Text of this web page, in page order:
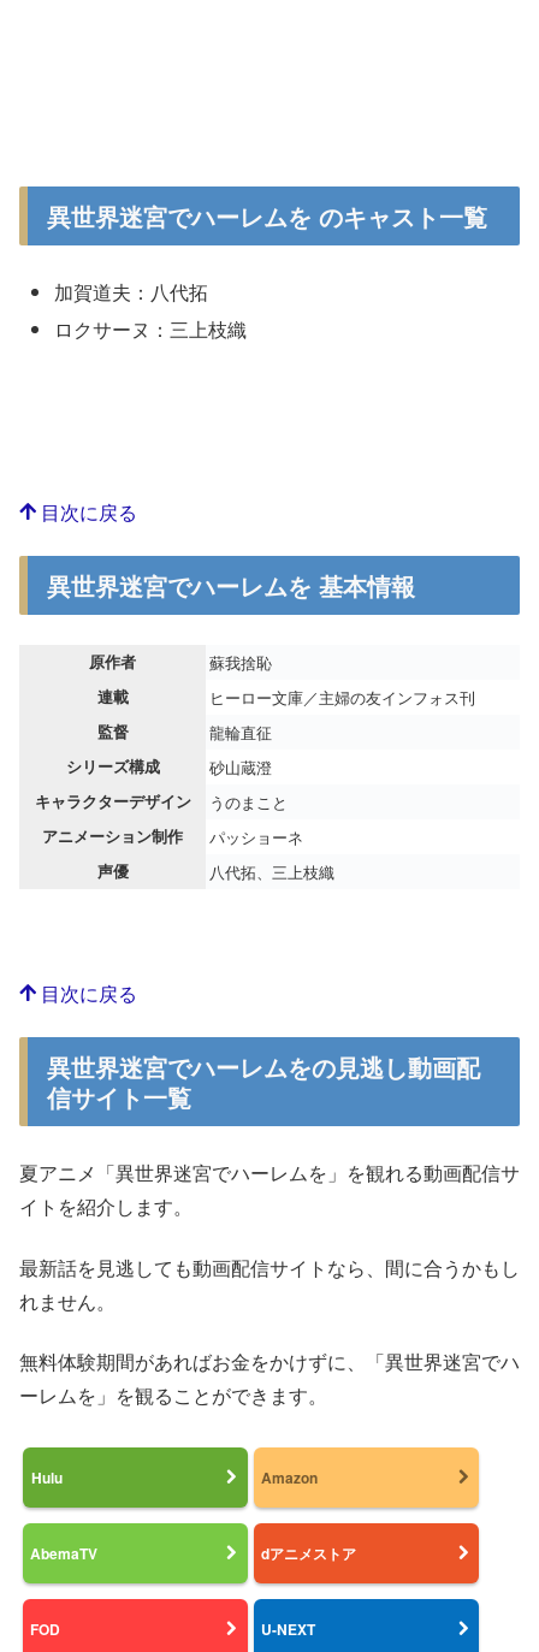
異世界迷宮でハーレムを のキャスト一覧
加賀道夫：八代拓
ロクサーヌ：三上枝織
目次に戻る
異世界迷宮でハーレムを 基本情報
原作者 蘇我捨恥
連載 ヒーロー文庫／主婦の友インフォス刊
監督 龍輪直征
シリーズ構成 砂山蔵澄
キャラクターデザイン うのまこと
アニメーション制作 パッショーネ
声優 八代拓、三上枝織
目次に戻る
異世界迷宮でハーレムをの見逃し動画配
信サイト一覧
夏アニメ「異世界迷宮でハーレムを」を観れる動画配信サ
イトを紹介します。
最新話を見逃しても動画配信サイトなら、間に合うかもし
れません。
無料体験期間があればお金をかけずに、「異世界迷宮でハ
ーレムを」を観ることができます。
Hulu Amazon
AbemaTV dアニメストア
FOD U-NEXT